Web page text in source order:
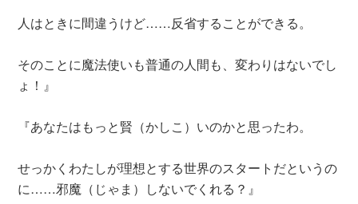
人はときに間違うけど……反省することができる。
そのことに魔法使いも普通の人間も、変わりはないでし
ょ！』
『あなたはもっと賢（かしこ）いのかと思ったわ。
せっかくわたしが理想とする世界のスタートだというの
に……邪魔（じゃま）しないでくれる？』